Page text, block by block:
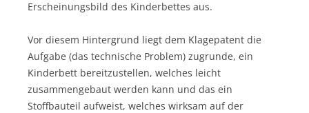
Erscheinungsbild des Kinderbettes aus.
Vor diesem Hintergrund liegt dem Klagepatent die
Aufgabe (das technische Problem) zugrunde, ein
Kinderbett bereitzustellen, welches leicht
zusammengebaut werden kann und das ein
Stoffbauteil aufweist, welches wirksam auf der